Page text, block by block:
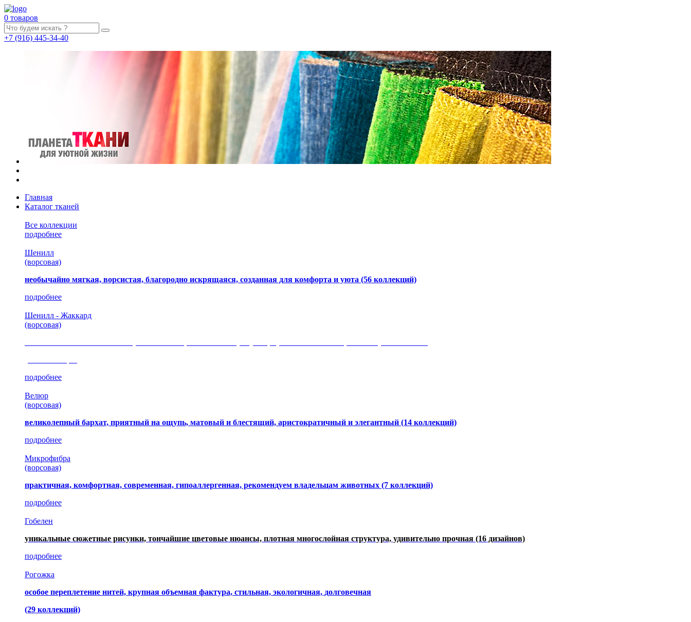
0 товаров
+7 (916) 445-34-40
Главная
Каталог тканей
Все коллекции
подробнее
Шенилл
(ворсовая)
необычайно мягкая, ворсистая, благородно искрящаяся, созданная для комфорта и уюта (56 коллекций)
подробнее
Шенилл - Жаккард
(ворсовая)
подробнее
Велюр
(ворсовая)
великолепный бархат, приятный на ощупь, матовый и блестящий, аристократичный и элегантный (14 коллекций)
подробнее
Микрофибра
(ворсовая)
практичная, комфортная, современная, гипоаллергенная, рекомендуем владельцам животных (7 коллекций)
подробнее
Гобелен
уникальные сюжетные рисунки, тончайшие цветовые нюансы, плотная многослойная структура, удивительно прочная (16 дизайнов)
подробнее
Рогожка
особое переплетение нитей, крупная объемная фактура, стильная, экологичная, долговечная
(29 коллекций)